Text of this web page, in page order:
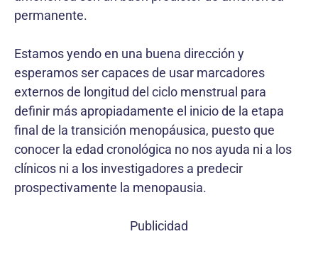
permanente.
Estamos yendo en una buena dirección y
esperamos ser capaces de usar marcadores
externos de longitud del ciclo menstrual para
definir más apropiadamente el inicio de la etapa
final de la transición menopáusica, puesto que
conocer la edad cronológica no nos ayuda ni a los
clínicos ni a los investigadores a predecir
prospectivamente la menopausia.
Publicidad